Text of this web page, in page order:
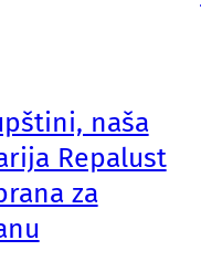
naša
Repalust
za